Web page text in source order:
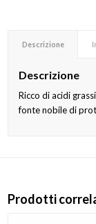
Descrizione
Descrizione
Ricco di acidi
fonte nobile di
Prodotti